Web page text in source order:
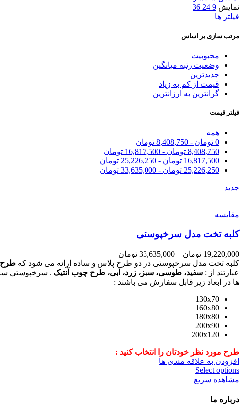
نمایش 9
24
36
فیلتر ها
مرتب سازی بر اساس
محبوبیت
وضعیت رتبه میانگین
جدیدترین
قیمت از کم به زیاد
گرانترین به ارزانترین
فیلتر قیمت
همه
0 تومان -
8,408,750 تومان
8,408,750 تومان -
16,817,500 تومان
16,817,500 تومان -
25,226,250 تومان
25,226,250 تومان -
33,635,000 تومان
جدید
مقایسه
کلبه تخت مدل سرخپوستی
19,220,000 تومان –
33,635,000 تومان
کلبه تخت مدل سرخپوستی در دو طرح پلاس و ساده ارائه می شود که طرح
عبارتند از : سفید، طوسی، سبز، زرد، آبی، طرح چوب آنتیک . سرخپوستی
ها در ابعاد زیر قابل سفارش می باشند :
130x70
160x80
180x80
200x90
200x120
طرح مورد نظر خودتان را انتخاب کنید :
افزودن به علاقه مندی ها
Select options
مشاهده سریع
درباره ما